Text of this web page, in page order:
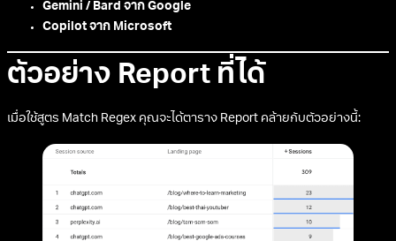
Gemini / Bard จาก Google
Copilot จาก Microsoft
ตัวอย่าง Report ที่ได้
เมื่อใช้สูตร Match Regex คุณจะได้ตาราง Report คล้ายกับตัวอย่างนี้: